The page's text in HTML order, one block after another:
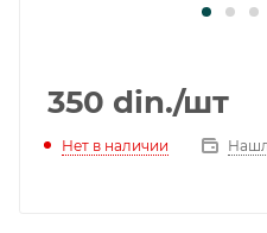
350 din./шт
Нет в наличии